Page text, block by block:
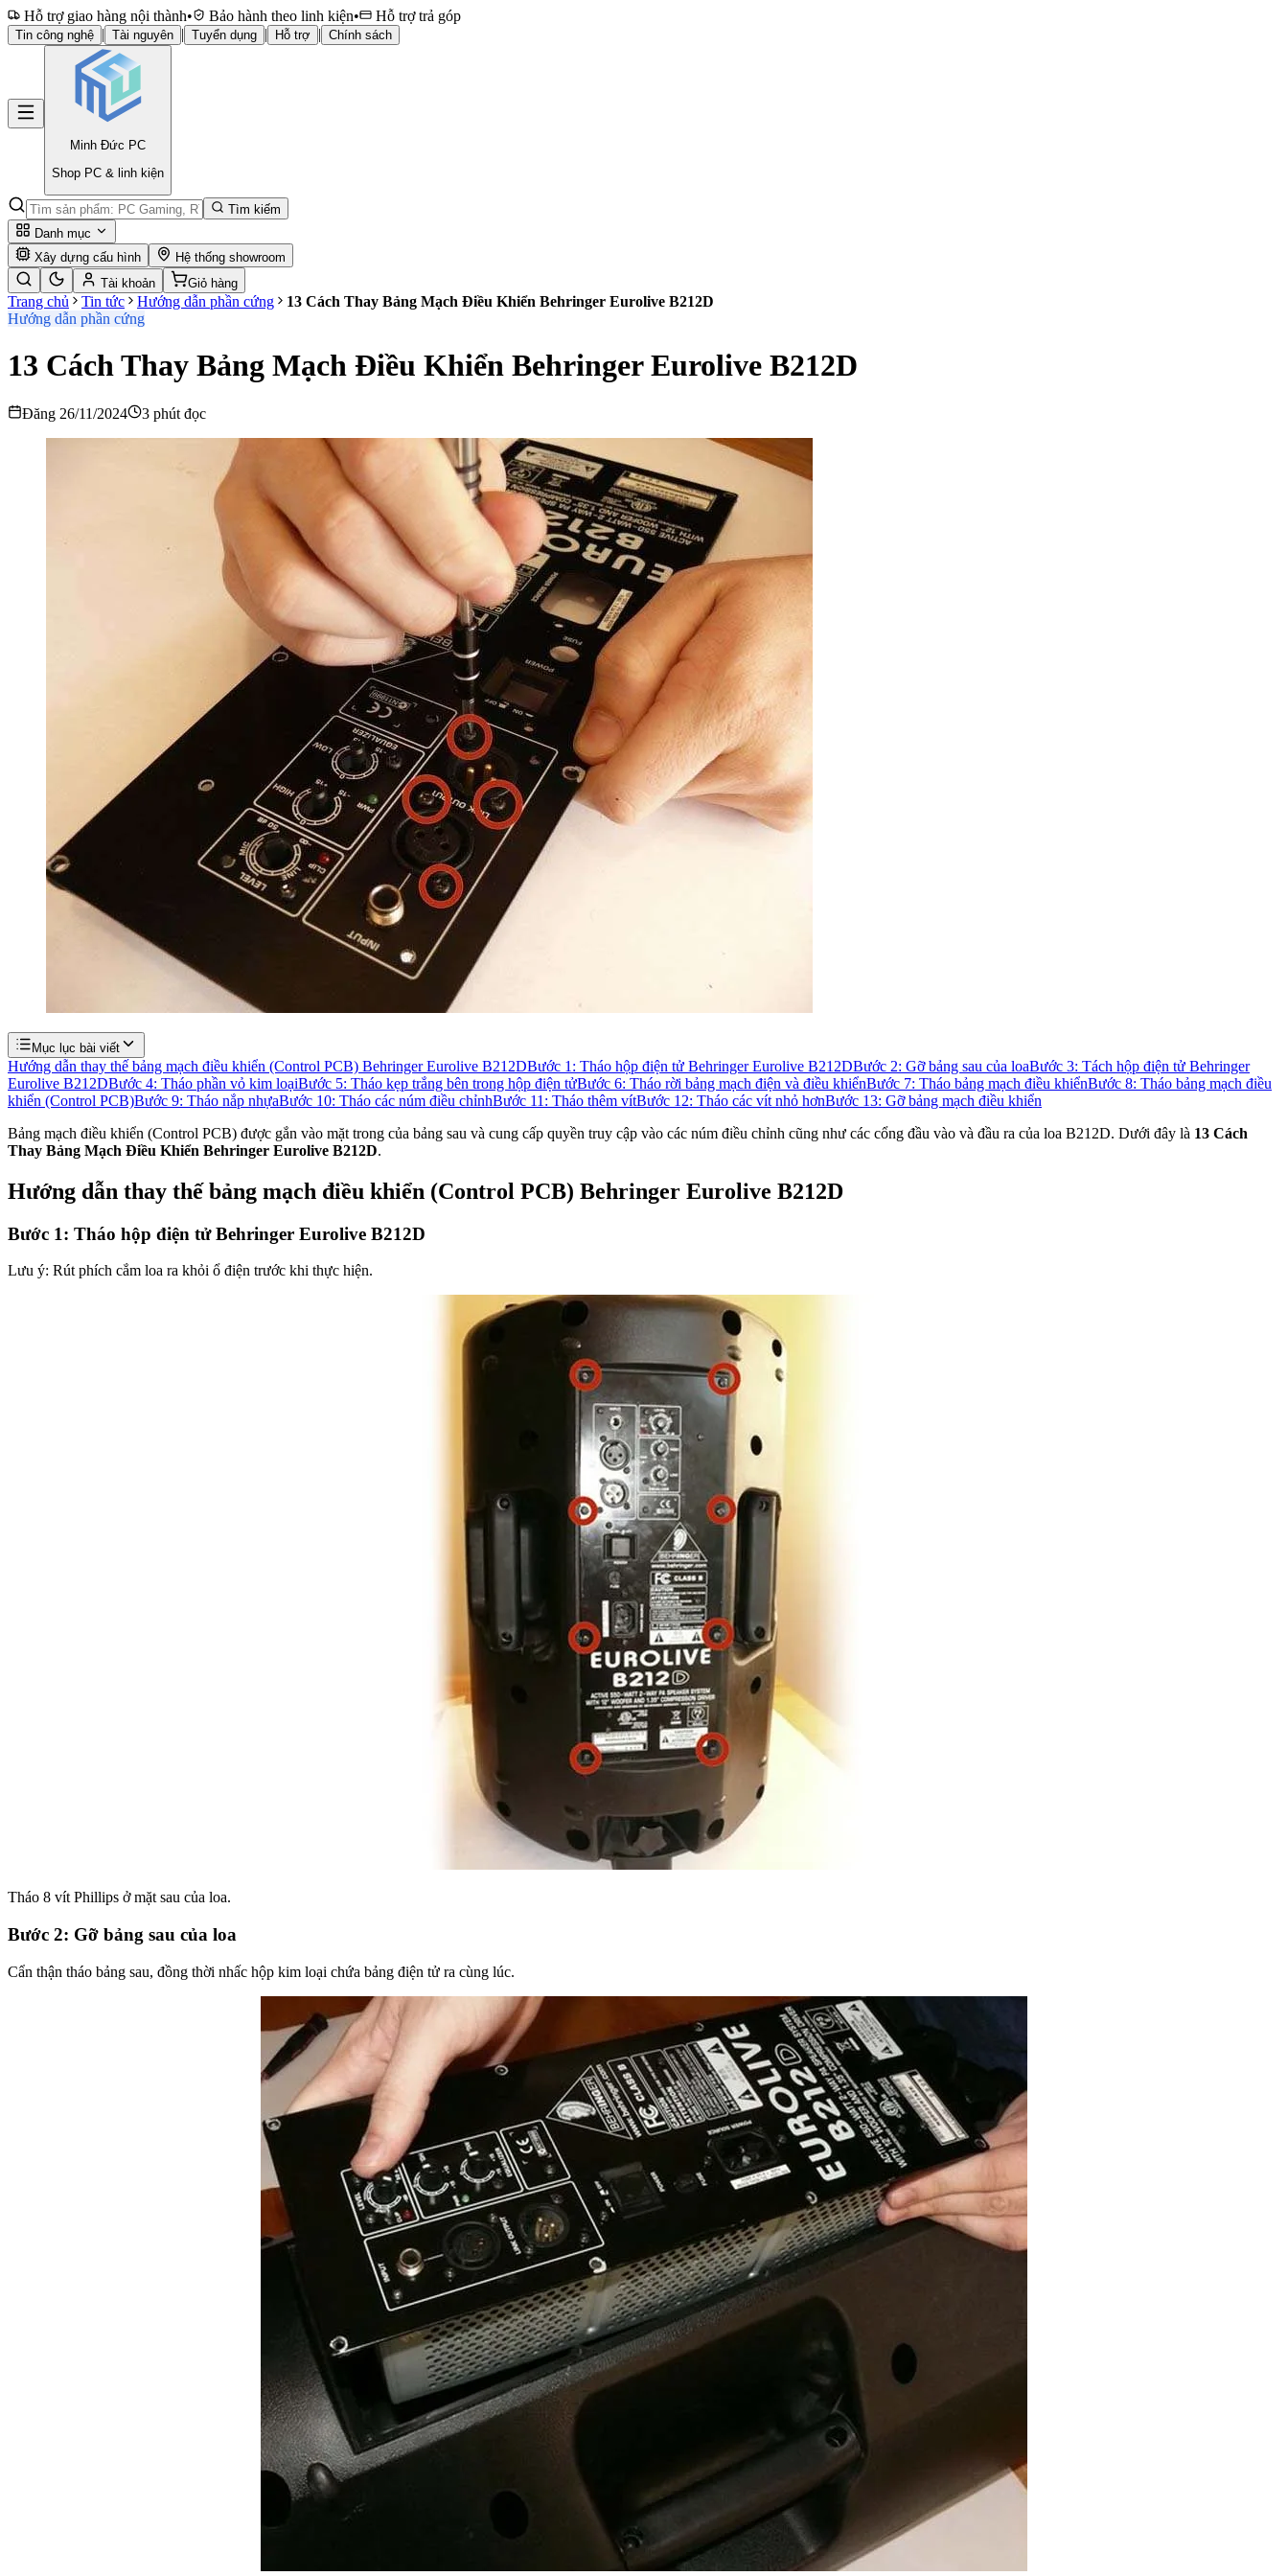
Hỗ trợ giao hàng nội thành• Bảo hành theo linh kiện• Hỗ trợ trả góp
Tin công nghệ | Tài nguyên | Tuyển dụng | Hỗ trợ | Chính sách
Minh Đức PC
Shop PC & linh kiện
Tìm kiếm
Danh mục
Xây dựng cấu hình
Hệ thống showroom
Tài khoản
Giỏ hàng
Trang chủ Tin tức Hướng dẫn phần cứng
13 Cách Thay Bảng Mạch Điều Khiển Behringer Eurolive B212D
Hướng dẫn phần cứng
13 Cách Thay Bảng Mạch Điều Khiển Behringer Eurolive B212D
Đăng 26/11/2024 3 phút đọc
Mục lục bài viết
Hướng dẫn thay thế bảng mạch điều khiển (Control PCB) Behringer Eurolive B212DBước 1: Tháo hộp điện tử Behringer Eurolive B212DBước 2: Gỡ bảng sau của loaBước 3: Tách hộp điện tử Behringer
Eurolive B212DBước 4: Tháo phần vỏ kim loạiBước 5: Tháo kẹp trắng bên trong hộp điện tửBước 6: Tháo rời bảng mạch điện và điều khiểnBước 7: Tháo bảng mạch điều khiểnBước 8: Tháo bảng mạch điều
khiển (Control PCB)Bước 9: Tháo nắp nhựaBước 10: Tháo các núm điều chỉnhBước 11: Tháo thêm vítBước 12: Tháo các vít nhỏ hơnBước 13: Gỡ bảng mạch điều khiển
Bảng mạch điều khiển (Control PCB) được gắn vào mặt trong của bảng sau và cung cấp quyền truy cập vào các núm điều chỉnh cũng như các cổng đầu vào và đầu ra của loa B212D. Dưới đây là 13 Cách
Thay Bảng Mạch Điều Khiển Behringer Eurolive B212D.
Hướng dẫn thay thế bảng mạch điều khiển (Control PCB) Behringer Eurolive B212D
Bước 1: Tháo hộp điện tử Behringer Eurolive B212D
Lưu ý: Rút phích cắm loa ra khỏi ổ điện trước khi thực hiện.
Tháo 8 vít Phillips ở mặt sau của loa.
Bước 2: Gỡ bảng sau của loa
Cẩn thận tháo bảng sau, đồng thời nhấc hộp kim loại chứa bảng điện tử ra cùng lúc.